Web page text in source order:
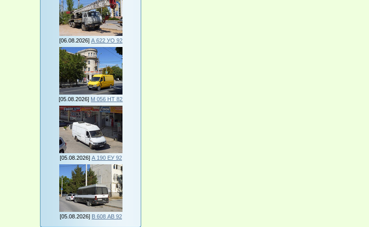
[06.08.2026] А 622 УО 92
[05.08.2026] М 056 НТ 82
[05.08.2026] А 190 ЕУ 92
[05.08.2026] В 608 АВ 92